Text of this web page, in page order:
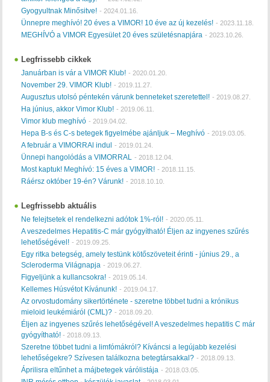
Gyogyultnak Minősitve! - 2024.01.16.
Ünnepre meghívó! 20 éves a VIMOR! 10 éve az új kezelés! - 2023.11.18.
MEGHÍVÓ a VIMOR Egyesület 20 éves születésnapjára - 2023.10.26.
Legfrissebb cikkek
Januárban is vár a VIMOR Klub! - 2020.01.20.
November 29. VIMOR Klub! - 2019.11.27.
Augusztus utolsó péntekén várunk benneteket szeretettel! - 2019.08.27.
Ha június, akkor Vimor Klub! - 2019.06.11.
Vimor klub meghívó - 2019.04.02.
Hepa B-s és C-s betegek figyelmébe ajánljuk – Meghívó - 2019.03.05.
A február a VIMORRAl indul - 2019.01.24.
Ünnepi hangolódás a VIMORRAL - 2018.12.04.
Most kaptuk! Meghívó: 15 éves a VIMOR! - 2018.11.15.
Ráérsz október 19-én? Várunk! - 2018.10.10.
Legfrissebb aktuális
Ne felejtsetek el rendelkezni adótok 1%-ról! - 2020.05.11.
A veszedelmes Hepatitis-C már gyógyítható! Éljen az ingyenes szűrés
lehetőségével! - 2019.09.25.
Egy ritka betegség, amely testünk kötőszöveteit érinti - június 29., a
Scleroderma Világnapja - 2019.06.27.
Figyeljünk a kullancsokra! - 2019.05.14.
Kellemes Húsvétot Kívánunk! - 2019.04.17.
Az orvostudomány sikertörténete - szeretne többet tudni a krónikus
mieloid leukémiáról (CML)? - 2018.09.20.
Éljen az ingyenes szűrés lehetőségével! A veszedelmes hepatitis C már
gyógyítható!- 2018.09.13.
Szeretne többet tudni a limfómákról? Kíváncsi a legújabb kezelési
lehetőségekre? Szívesen találkozna betegtársakkal? - 2018.09.13.
Áprilisra eltűnhet a májbetegek várólistája - 2018.03.05.